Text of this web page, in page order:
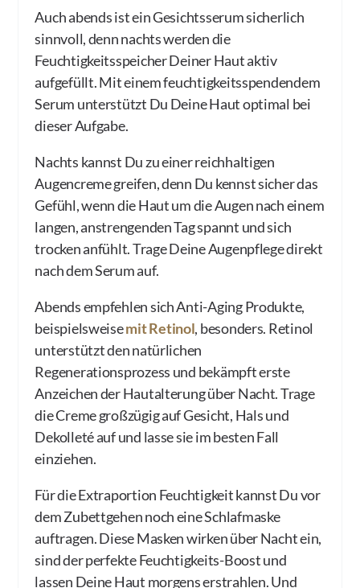
Auch abends ist ein Gesichtsserum sicherlich
sinnvoll, denn nachts werden die
Feuchtigkeitsspeicher Deiner Haut aktiv
aufgefüllt. Mit einem feuchtigkeitsspendendem
Serum unterstützt Du Deine Haut optimal bei
dieser Aufgabe.
Nachts kannst Du zu einer reichhaltigen
Augencreme greifen, denn Du kennst sicher das
Gefühl, wenn die Haut um die Augen nach einem
langen, anstrengenden Tag spannt und sich
trocken anfühlt. Trage Deine Augenpflege direkt
nach dem Serum auf.
Abends empfehlen sich Anti-Aging Produkte,
beispielsweisemit Retinol, besonders. Retinol
unterstützt den natürlichen
Regenerationsprozess und bekämpft erste
Anzeichen der Hautalterung über Nacht. Trage
die Creme großzügig auf Gesicht, Hals und
Dekolleté auf und lasse sie im besten Fall
einziehen.
Für die Extraportion Feuchtigkeit kannst Du vor
dem Zubettgehen noch eine Schlafmaske
auftragen. Diese Masken wirken über Nacht ein,
sind der perfekte Feuchtigkeits-Boost und
lassen Deine Haut morgens erstrahlen. Und